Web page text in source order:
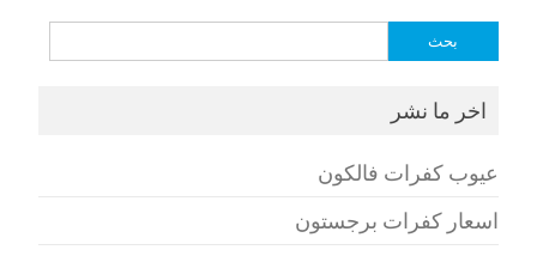
البحث
اخر ما نشر
عيوب كفرات فالكون
اسعار كفرات برجستون